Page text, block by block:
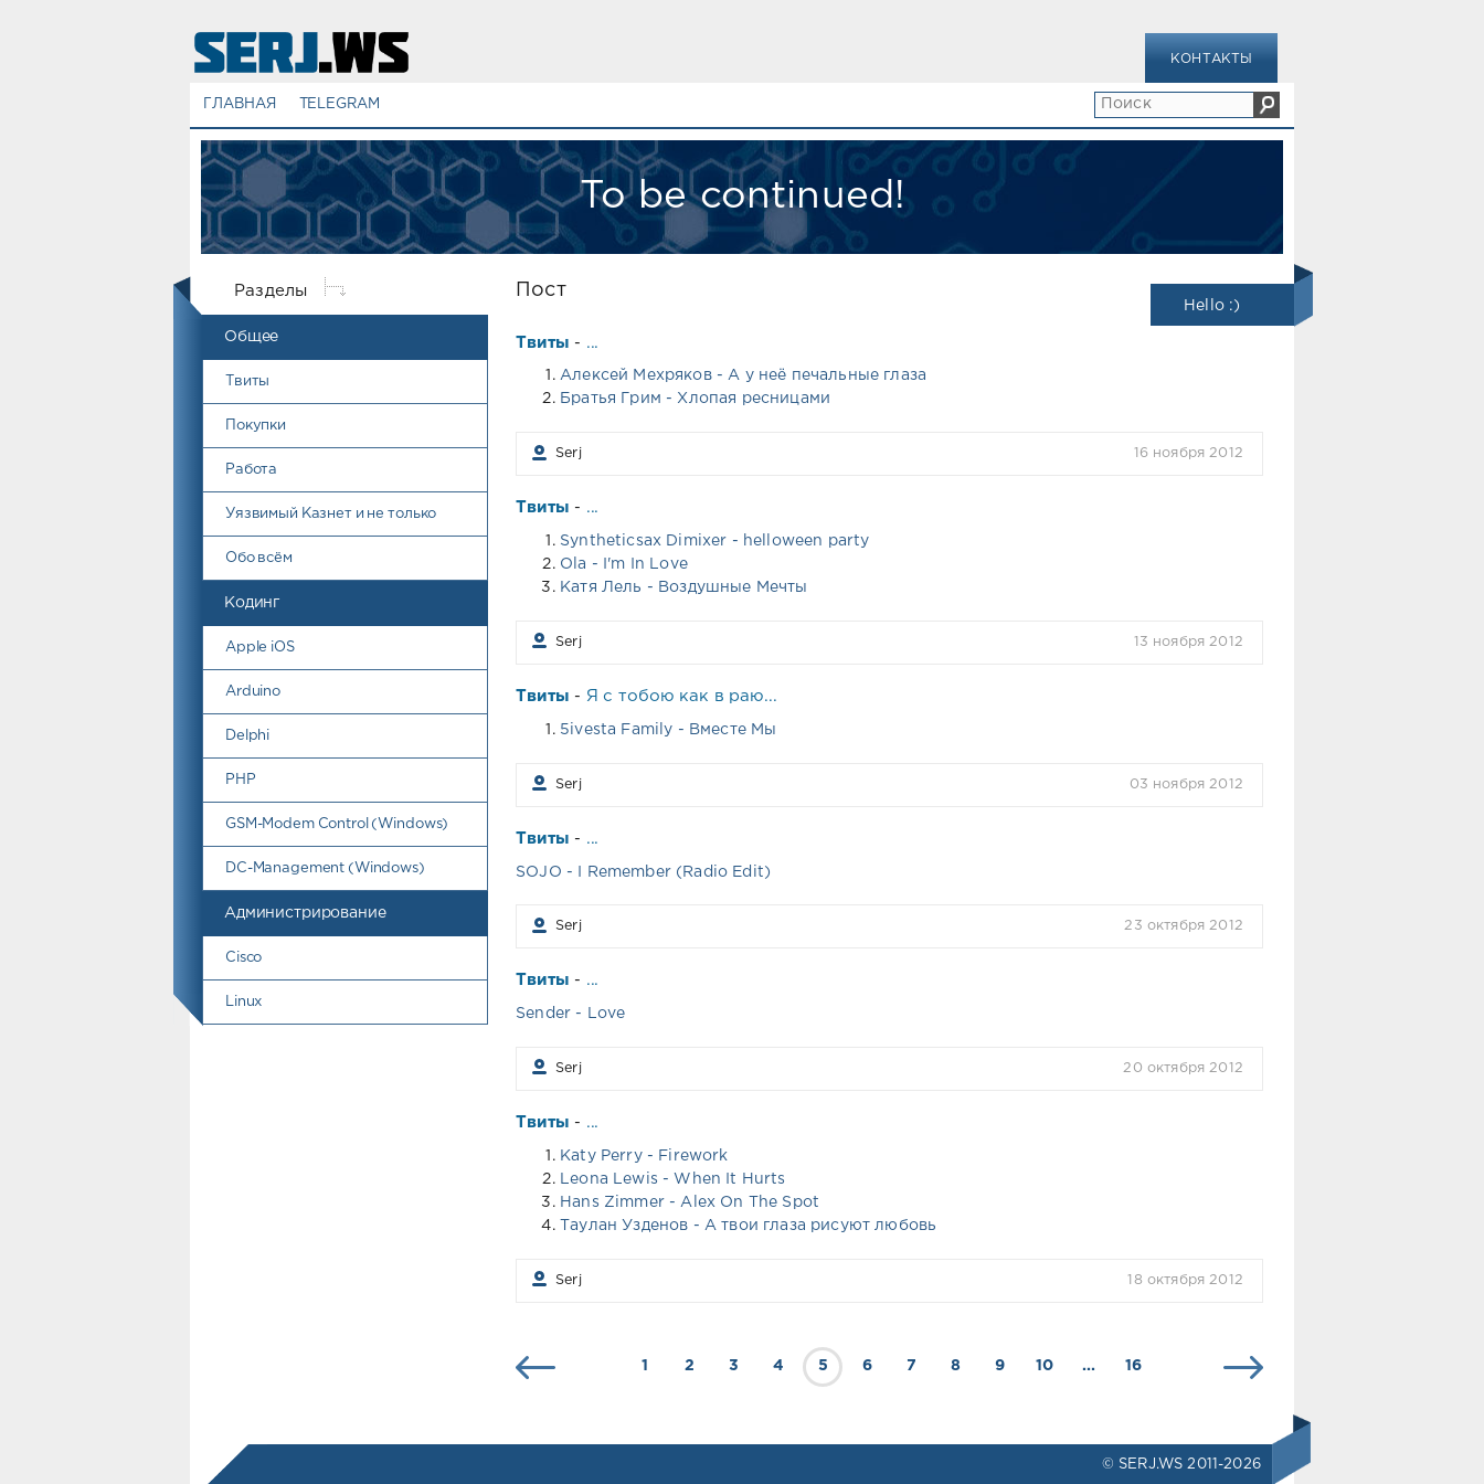
КОНТАКТЫ
ГЛАВНАЯ TELEGRAM
To be continued!
Разделы
Общее
Твиты
Покупки
Работа
Уязвимый Казнет и не только
Обо всём
Кодинг
Apple iOS
Arduino
Delphi
PHP
GSM-Modem Control (Windows)
DC-Management (Windows)
Администрирование
Cisco
Linux
Пост
Hello :)
Твиты -
Алексей Мехряков - А у неё печальные глаза
Братья Грим - Хлопая ресницами
Serj 16 ноября 2012
Твиты - ...
Syntheticsax Dimixer - helloween party
Ola - I'm In Love
Катя Лель - Воздушные Мечты
Serj 13 ноября 2012
Твиты - Я с тобою как в раю...
5ivesta Family - Вместе Мы
Serj 03 ноября 2012
Твиты - ...
SOJO - I Remember (Radio Edit)
Serj 23 октября 2012
Твиты - ...
Sender - Love
Serj 20 октября 2012
Твиты - ...
Katy Perry - Firework
Leona Lewis - When It Hurts
Hans Zimmer - Alex On The Spot
Таулан Узденов - А твои глаза рисуют любовь
Serj 18 октября 2012
1 2 3 4 5 6 7 8 9 10 ... 16
© SERJ.WS 2011-2026